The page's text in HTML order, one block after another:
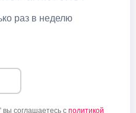
раз в неделю
вы соглашаетесь с политикой